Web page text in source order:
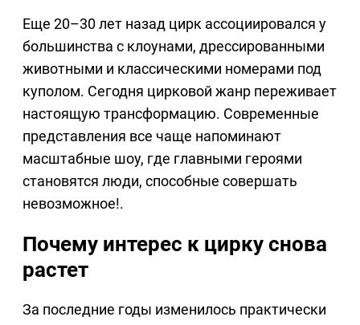
Еще 20–30 лет назад цирк ассоциировался у
большинства с клоунами, дрессированными
животными и классическими номерами под
куполом. Сегодня цирковой жанр переживает
настоящую трансформацию. Современные
представления все чаще напоминают
масштабные шоу, где главными героями
становятся люди, способные совершать
невозможное!.
Почему интерес к цирку снова
растет
За последние годы изменилось практически